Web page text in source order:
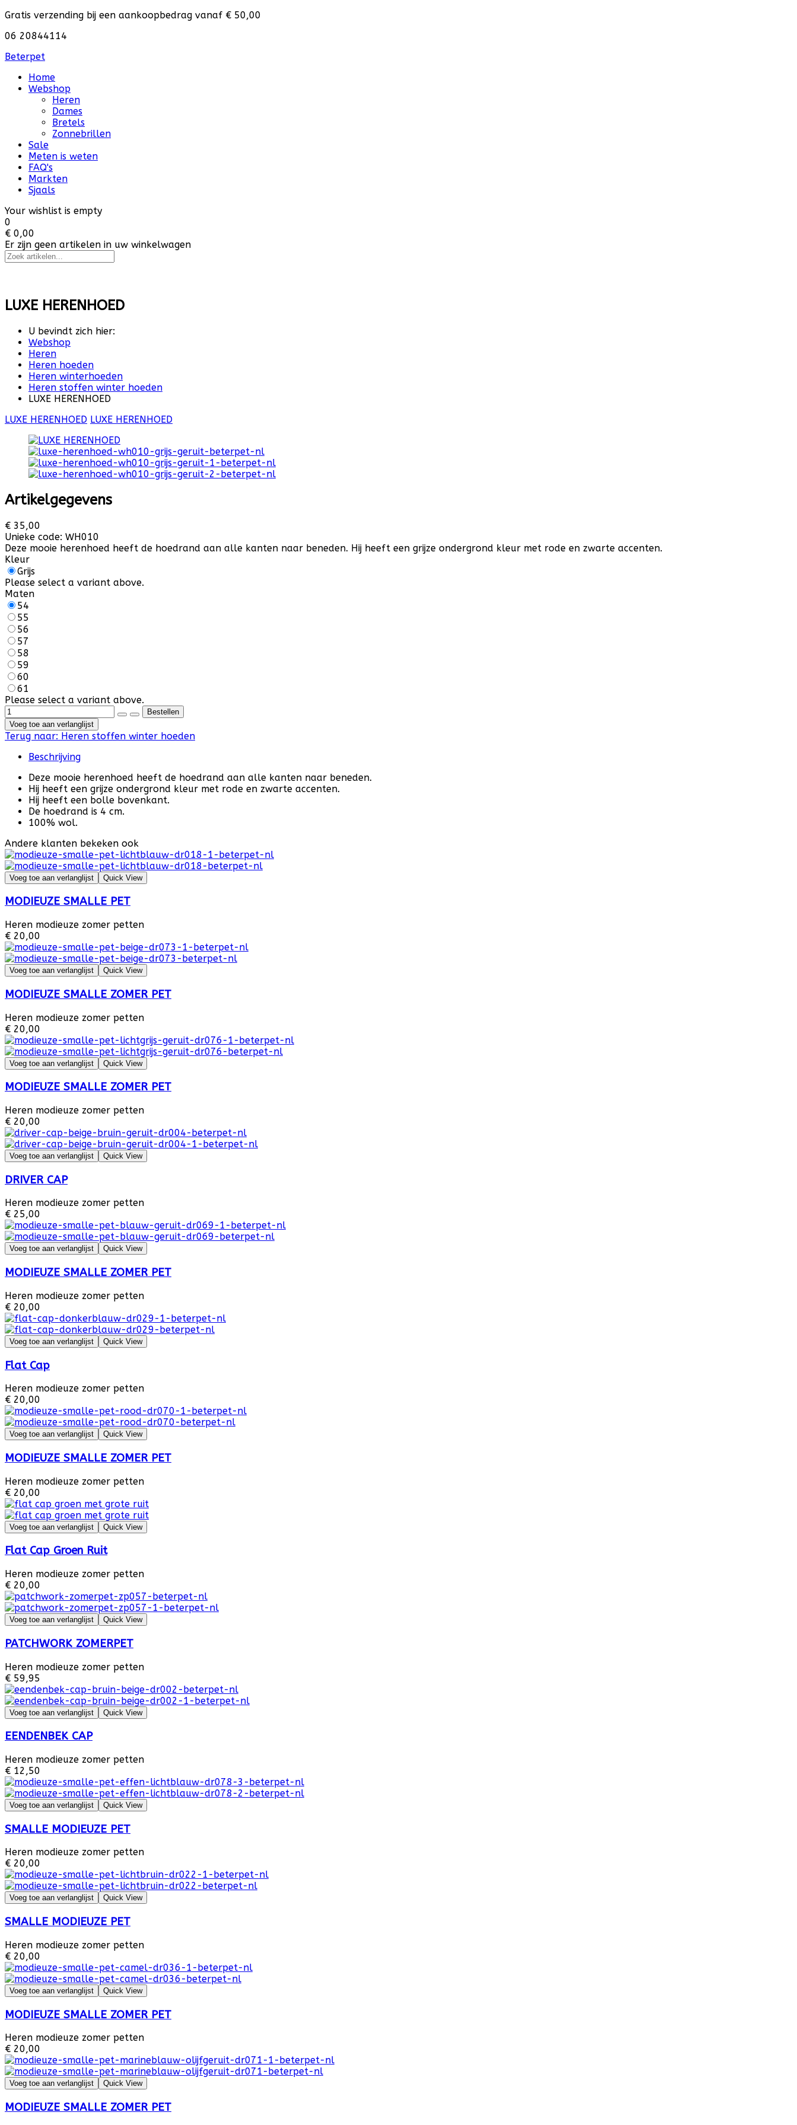
Gratis verzending bij een aankoopbedrag vanaf € 50,00
06 20844114
Beterpet
Home
Webshop
Heren
Dames
Bretels
Zonnebrillen
Sale
Meten is weten
FAQ's
Markten
Sjaals
Your wishlist is empty
0
€ 0,00
Er zijn geen artikelen in uw winkelwagen
LUXE HERENHOED
U bevindt zich hier:
Webshop
Heren
Heren hoeden
Heren winterhoeden
Heren stoffen winter hoeden
LUXE HERENHOED
LUXE HERENHOED LUXE HERENHOED
Artikelgegevens
€ 35,00
Unieke code: WH010
Deze mooie herenhoed heeft de hoedrand aan alle kanten naar beneden. Hij heeft een grijze ondergrond kleur met rode en zwarte accenten.
Kleur
Grijs
Please select a variant above.
Maten
54
55
56
57
58
59
60
61
Please select a variant above.
Voeg toe aan verlanglijst
Terug naar: Heren stoffen winter hoeden
Beschrijving
Deze mooie herenhoed heeft de hoedrand aan alle kanten naar beneden.
Hij heeft een grijze ondergrond kleur met rode en zwarte accenten.
Hij heeft een bolle bovenkant.
De hoedrand is 4 cm.
100% wol.
Andere klanten bekeken ook
Voeg toe aan verlanglijst Quick View
MODIEUZE SMALLE PET
Heren modieuze zomer petten
€ 20,00
Voeg toe aan verlanglijst Quick View
MODIEUZE SMALLE ZOMER PET
Heren modieuze zomer petten
€ 20,00
Voeg toe aan verlanglijst Quick View
MODIEUZE SMALLE ZOMER PET
Heren modieuze zomer petten
€ 20,00
Voeg toe aan verlanglijst Quick View
DRIVER CAP
Heren modieuze zomer petten
€ 25,00
Voeg toe aan verlanglijst Quick View
MODIEUZE SMALLE ZOMER PET
Heren modieuze zomer petten
€ 20,00
Voeg toe aan verlanglijst Quick View
Flat Cap
Heren modieuze zomer petten
€ 20,00
Voeg toe aan verlanglijst Quick View
MODIEUZE SMALLE ZOMER PET
Heren modieuze zomer petten
€ 20,00
Voeg toe aan verlanglijst Quick View
Flat Cap Groen Ruit
Heren modieuze zomer petten
€ 20,00
Voeg toe aan verlanglijst Quick View
PATCHWORK ZOMERPET
Heren modieuze zomer petten
€ 59,95
Voeg toe aan verlanglijst Quick View
EENDENBEK CAP
Heren modieuze zomer petten
€ 12,50
Voeg toe aan verlanglijst Quick View
SMALLE MODIEUZE PET
Heren modieuze zomer petten
€ 20,00
Voeg toe aan verlanglijst Quick View
SMALLE MODIEUZE PET
Heren modieuze zomer petten
€ 20,00
Voeg toe aan verlanglijst Quick View
MODIEUZE SMALLE ZOMER PET
Heren modieuze zomer petten
€ 20,00
Voeg toe aan verlanglijst Quick View
MODIEUZE SMALLE ZOMER PET